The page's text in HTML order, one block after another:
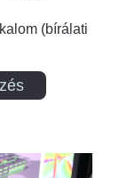
(bírálati